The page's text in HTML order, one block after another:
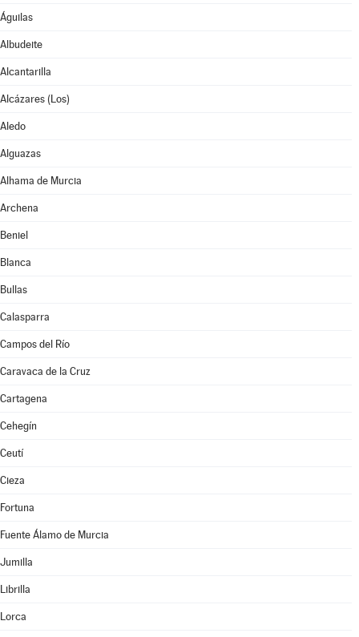
Águilas
Albudeite
Alcantarilla
Alcázares (Los)
Aledo
Alguazas
Alhama de Murcia
Archena
Beniel
Blanca
Bullas
Calasparra
Campos del Río
Caravaca de la Cruz
Cartagena
Cehegín
Ceutí
Cieza
Fortuna
Fuente Álamo de Murcia
Jumilla
Librilla
Lorca